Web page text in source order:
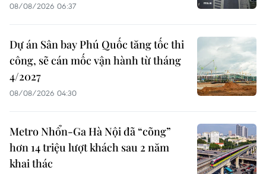
08/08/2026 06:37
Dự án Sân bay Phú Quốc tăng tốc thi
công, sẽ cán mốc vận hành từ tháng
4/2027
08/08/2026 04:30
Metro Nhổn-Ga Hà Nội đã “cõng”
hơn 14 triệu lượt khách sau 2 năm
khai thác